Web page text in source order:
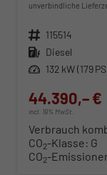
unverbindliche
Fahrzeugnr. 115514
Kraftstoff Diesel
Leistung 132 kW (179
44.390,– €
incl. 19% MwSt.
Verbrauch
CO2-Klasse: G
CO2-